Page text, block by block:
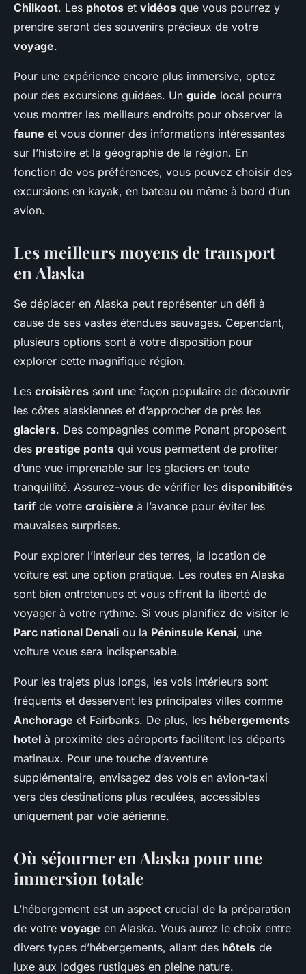
Chilkoot. Les photos et vidéos que vous pourrez y
prendre seront des souvenirs précieux de votre
voyage.
Pour une expérience encore plus immersive, optez
pour des excursions guidées. Un guide local pourra
vous montrer les meilleurs endroits pour observer la
faune et vous donner des informations intéressantes
sur l’histoire et la géographie de la région. En
fonction de vos préférences, vous pouvez choisir des
excursions en kayak, en bateau ou même à bord d’un
avion.
Les meilleurs moyens de transport
en Alaska
Se déplacer en Alaska peut représenter un défi à
cause de ses vastes étendues sauvages. Cependant,
plusieurs options sont à votre disposition pour
explorer cette magnifique région.
Les croisières sont une façon populaire de découvrir
les côtes alaskiennes et d’approcher de près les
glaciers. Des compagnies comme Ponant proposent
des prestige ponts qui vous permettent de profiter
d’une vue imprenable sur les glaciers en toute
tranquillité. Assurez-vous de vérifier les disponibilités
tarif de votre croisière à l’avance pour éviter les
mauvaises surprises.
Pour explorer l’intérieur des terres, la location de
voiture est une option pratique. Les routes en Alaska
sont bien entretenues et vous offrent la liberté de
voyager à votre rythme. Si vous planifiez de visiter le
Parc national Denali ou la Péninsule Kenai, une
voiture vous sera indispensable.
Pour les trajets plus longs, les vols intérieurs sont
fréquents et desservent les principales villes comme
Anchorage et Fairbanks. De plus, les hébergements
hotel à proximité des aéroports facilitent les départs
matinaux. Pour une touche d’aventure
supplémentaire, envisagez des vols en avion-taxi
vers des destinations plus reculées, accessibles
uniquement par voie aérienne.
Où séjourner en Alaska pour une
immersion totale
L’hébergement est un aspect crucial de la préparation
de votre voyage en Alaska. Vous aurez le choix entre
divers types d’hébergements, allant des hôtels de
luxe aux lodges rustiques en pleine nature.